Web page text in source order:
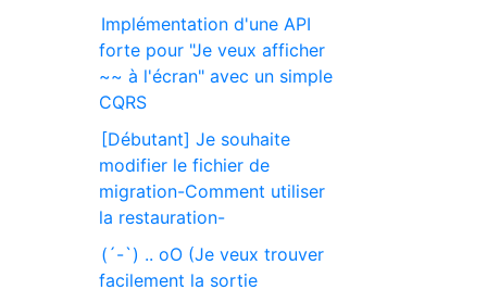
Implémentation d'une API
forte pour "Je veux afficher
~~ à l'écran" avec un simple
CQRS
[Débutant] Je souhaite
modifier le fichier de
migration-Comment utiliser
la restauration-
(´-`) .. oO (Je veux trouver
facilement la sortie